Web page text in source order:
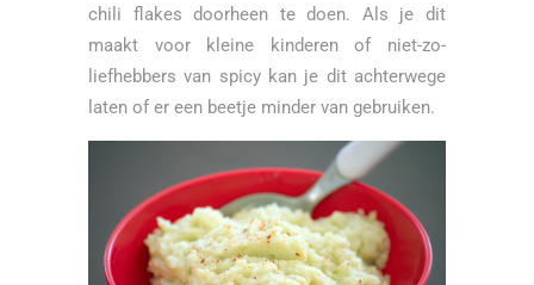
chili flakes doorheen te doen. Als je dit
maakt voor kleine kinderen of niet-zo-
liefhebbers van spicy kan je dit achterwege
laten of er een beetje minder van gebruiken.